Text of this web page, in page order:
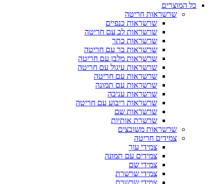
כל המוצרים
שרשראות חריטה
שרשראות כנפיים
שרשראות לב עם חריטה
שרשראות כתר
שרשראות בר עם חריטה
שרשראות מלבן עם חריטה
שרשראות עיגול עם חריטה
שרשראות עם חריטה
שרשראות עם תמונה
שרשראות עניבה
שרשראות ריבוע עם חריטה
שרשראות שם
שרשרת אותיות
שרשראות משובצים
צמידים חריטה
צמידי עור
צמידים עם תמונה
צמידי שם
צמידי שרשרת
צמידי שרשרת